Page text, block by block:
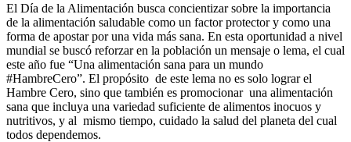
El Día de la Alimentación busca concientizar sobre la importancia
de la alimentación saludable como un factor protector y como una
forma de apostar por una vida más sana. En esta oportunidad a nivel
mundial se buscó reforzar en la población un mensaje o lema, el cual
este año fue “Una alimentación sana para un mundo
#HambreCero”. El propósito de este lema no es solo lograr el
Hambre Cero, sino que también es promocionar una alimentación
sana que incluya una variedad suficiente de alimentos inocuos y
nutritivos, y al mismo tiempo, cuidado la salud del planeta del cual
todos dependemos.